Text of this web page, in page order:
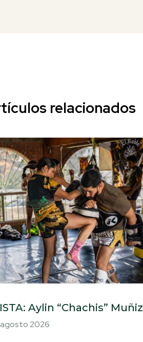
relacionados
Aylin “Chachis” Muñiz
2026